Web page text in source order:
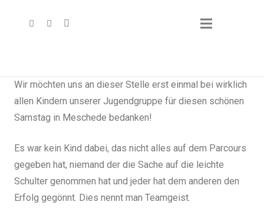
Wir möchten uns an dieser Stelle erst einmal bei wirklich
allen Kindern unserer Jugendgruppe für diesen schönen
Samstag in Meschede bedanken!
Es war kein Kind dabei, das nicht alles auf dem Parcours
gegeben hat, niemand der die Sache auf die leichte
Schulter genommen hat und jeder hat dem anderen den
Erfolg gegönnt. Dies nennt man Teamgeist.